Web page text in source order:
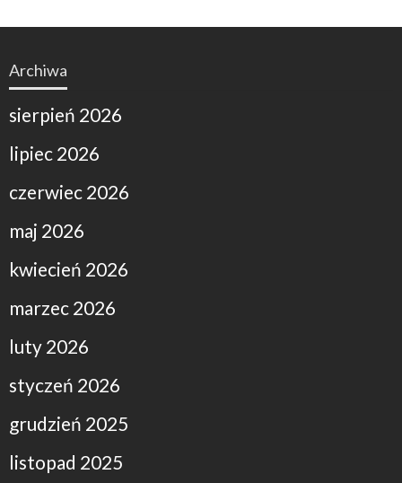
Archiwa
sierpień 2026
lipiec 2026
czerwiec 2026
maj 2026
kwiecień 2026
marzec 2026
luty 2026
styczeń 2026
grudzień 2025
listopad 2025